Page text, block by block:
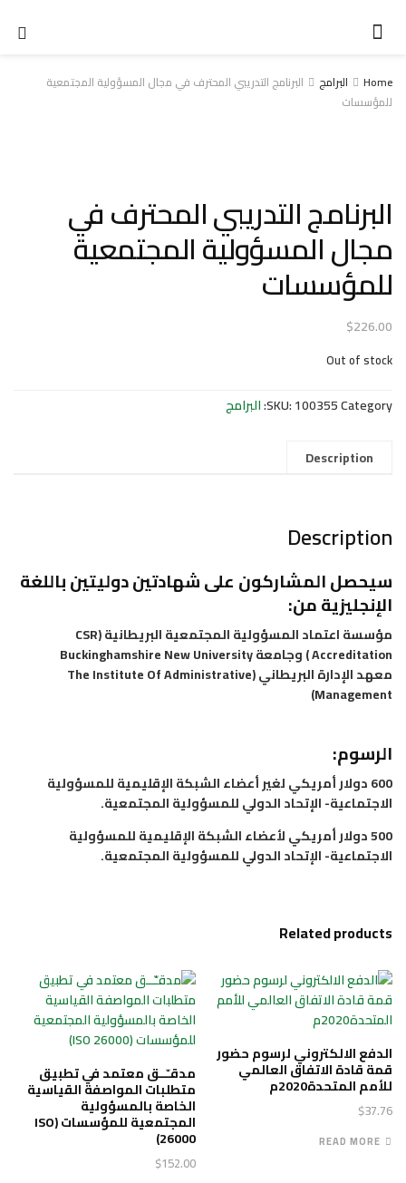
Home البرامج
البرنامج التدريبي المحترف في مجال المسؤولية المجتمعية
للمؤسسات
البرنامج التدريبي المحترف في
مجال المسؤولية المجتمعية
للمؤسسات
$226.00
Out of stock
SKU:100355Category: البرامج
Description
Description
سيحصل المشاركون على شهادتين دوليتين باللغة
الإنجليزية من:
مؤسسةاعتمادالمسؤوليةالمجتمعيةالبريطانية(
CSR
Accreditation
)وجامعة Buckinghamshire New University
معهد الإدارة البريطاني (The Institute Of Administrative
Management)
الرسوم:
600 دولار أمريكي لغير أعضاء الشبكة الإقليمية للمسؤولية
الاجتماعية- الإتحاد الدولي للمسؤولية المجتمعية.
500 دولار أمريكي لأعضاء الشبكة الإقليمية للمسؤولية
الاجتماعية- الإتحاد الدولي للمسؤولية المجتمعية.
Related products
الدفع الالكتروني لرسوم حضور
قمة قادة الاتفاق العالمي
للأمم المتحدة2020م
$37.76
READ MORE
مدقـّــق معتمد في تطبيق
متطلبات المواصفة القياسية
الخاصة بالمسؤولية
المجتمعية للمؤسسات (ISO
26000)
$152.00